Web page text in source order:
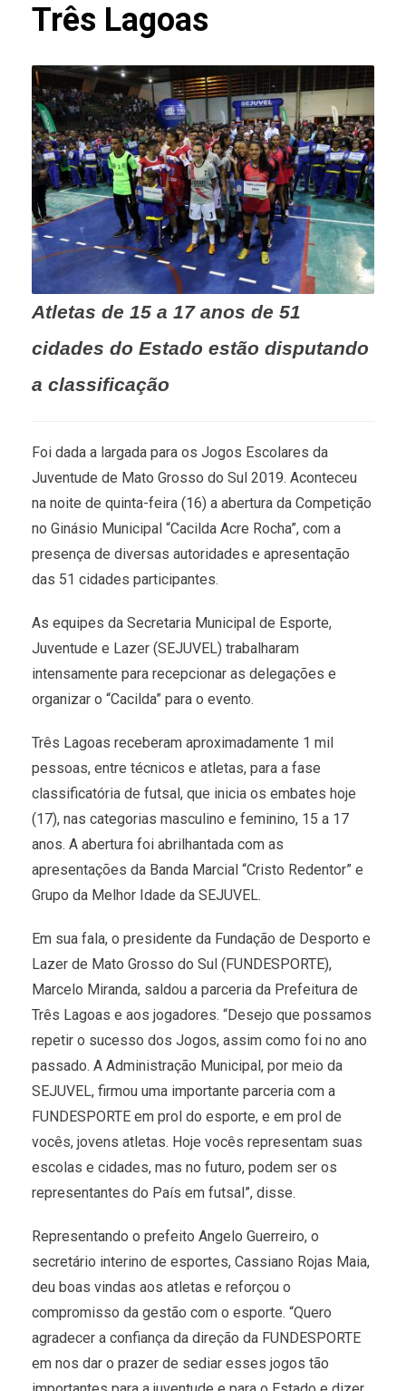
Três Lagoas
Atletas de 15 a 17 anos de 51
cidades do Estado estão disputando
a classificação
Foi dada a largada para os Jogos Escolares da
Juventude de Mato Grosso do Sul 2019. Aconteceu
na noite de quinta-feira (16) a abertura da Competição
no Ginásio Municipal “Cacilda Acre Rocha”, com a
presença de diversas autoridades e apresentação
das 51 cidades participantes.
As equipes da Secretaria Municipal de Esporte,
Juventude e Lazer (SEJUVEL) trabalharam
intensamente para recepcionar as delegações e
organizar o “Cacilda” para o evento.
Três Lagoas receberam aproximadamente 1 mil
pessoas, entre técnicos e atletas, para a fase
classificatória de futsal, que inicia os embates hoje
(17), nas categorias masculino e feminino, 15 a 17
anos. A abertura foi abrilhantada com as
apresentações da Banda Marcial “Cristo Redentor” e
Grupo da Melhor Idade da SEJUVEL.
Em sua fala, o presidente da Fundação de Desporto e
Lazer de Mato Grosso do Sul (FUNDESPORTE),
Marcelo Miranda, saldou a parceria da Prefeitura de
Três Lagoas e aos jogadores. “Desejo que possamos
repetir o sucesso dos Jogos, assim como foi no ano
passado. A Administração Municipal, por meio da
SEJUVEL, firmou uma importante parceria com a
FUNDESPORTE em prol do esporte, e em prol de
vocês, jovens atletas. Hoje vocês representam suas
escolas e cidades, mas no futuro, podem ser os
representantes do País em futsal”, disse.
Representando o prefeito Angelo Guerreiro, o
secretário interino de esportes, Cassiano Rojas Maia,
deu boas vindas aos atletas e reforçou o
compromisso da gestão com o esporte. “Quero
agradecer a confiança da direção da FUNDESPORTE
em nos dar o prazer de sediar esses jogos tão